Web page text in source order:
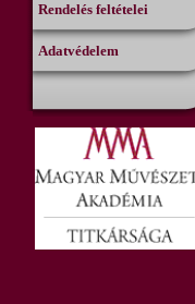
Rendelés feltételei
Adatvédelem